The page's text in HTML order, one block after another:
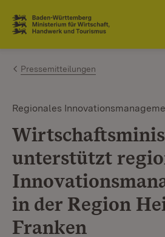
Zum Inhalt springen
Link zur Startseite
Pressemitteilungen
Regionales
unterstützt
in der Region
Franken